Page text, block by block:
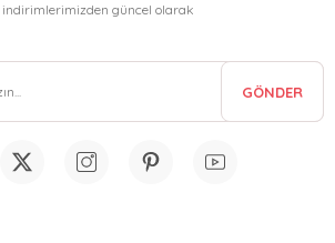
indirimlerimizden güncel olarak
GÖNDER